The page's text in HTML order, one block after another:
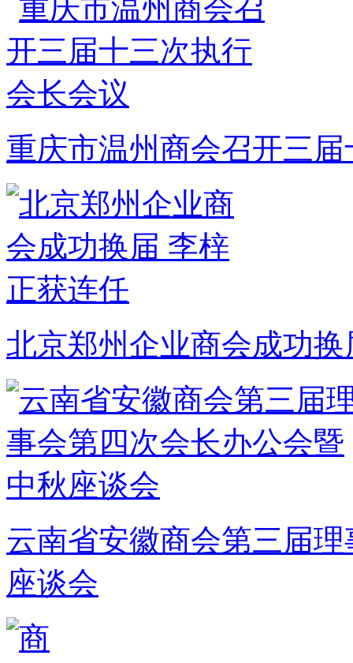
重庆市温州商会召开三
北京郑州企业商会成功
云南省安徽商会第三届
座谈会